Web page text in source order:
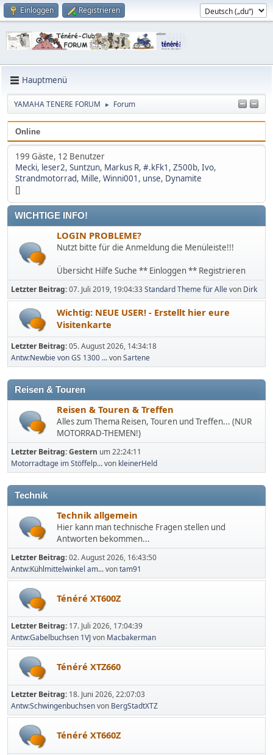
Einloggen Registrieren
Hauptmenü
YAMAHA TENERE FORUM ► Forum
Online
199 Gäste, 12 Benutzer
Mecki, leser2, Suntzun, Markus R, #.kFk1 , Z500b, Ivo,
Strandmotorrad, Mille, Winni001 , unse, Dynamite
[]
WICHTIGE INFO!
LOGIN PROBLEME?
Nutzt bitte für die Anmeldung die Menüleiste!!!
Übersicht Hilfe Suche ** Einloggen ** Registrieren
Letzter Beitrag:07. Juli 2019, 19:04:33Standard Theme für Allevon Dirk
Wichtig: NEUE USER! - Erstellt hier eure
Visitenkarte
Letzter Beitrag:05. August 2026, 14:34:18
Antw:Newbie von GS 1300 ...vonSartene
Reisen & Touren
Reisen & Touren & Treffen
Alles zum Thema Reisen, Touren und Treffen... (NUR
MOTORRAD-THEMEN!)
Letzter Beitrag:Gestern um 22:24:11
Motorradtage im Stöffelp...von kleinerHeld
Technik
Technik allgemein
Hier kann man technische Fragen stellen und
Antworten bekommen...
Letzter Beitrag:02. August 2026, 16:43:50
Antw:Kühlmittelwinkel am...vontam91
Ténéré XT600Z
Letzter Beitrag: 17. Juli 2026, 17:04:39
Antw:Gabelbuchsen 1VJvon Macbakerman
Ténéré XTZ660
Letzter Beitrag: 18. Juni 2026, 22:07:03
Antw:Schwingenbuchsenvon BergStadtXTZ
Ténéré XT660Z